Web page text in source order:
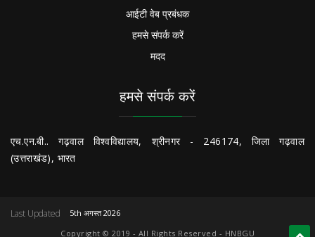
आईटी वेब प्रबंधक
हमसे संपर्क करें
मदद
हमसे संपर्क करें
एच.एन.बी.. गढ़वाल विश्वविद्यालय, श्रीनगर - 246174, जिला गढ़वाल
(उत्तराखंड), भारत
Last Updated
5th अगस्त 2026
Copyright © 2019 - All Rights Reserved - HNBGU